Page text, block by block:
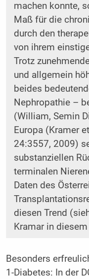
machen konnte,
Maß für die
durch den
von ihrem
Trotz
und allgemein
beides
Nephropathie –
(William, Semin
Europa (Kramer
24:3557, 2009)
substanziellen
terminalen
Daten des
diesen Trend
Kramar in diesem
Besonders
1-Diabetes: In der